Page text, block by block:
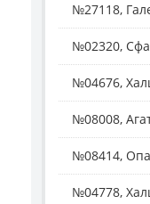
№27118,
№02320,
№04676,
№08008,
№08414,
№04778,